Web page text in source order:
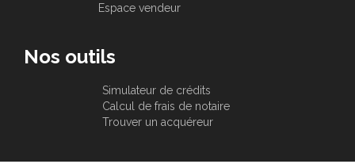
Espace vendeur
Nos outils
Simulateur de crédits
Calcul de frais de notaire
Trouver un acquéreur